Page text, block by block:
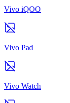
Vivo iQOO
Vivo Pad
Vivo Watch